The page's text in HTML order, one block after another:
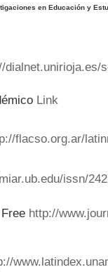
en Educación y
dialnet.unirioja.es/
Link
flacso.org.ar/
issn/
http://